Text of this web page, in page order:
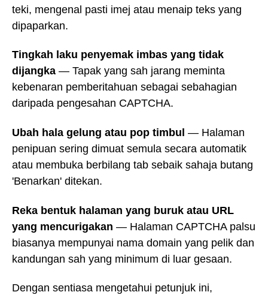
teki, mengenal pasti imej atau menaip teks yang
dipaparkan.
Tingkah laku penyemak imbas yang tidak
dijangka — Tapak yang sah jarang meminta
kebenaran pemberitahuan sebagai sebahagian
daripada pengesahan CAPTCHA.
Ubah hala gelung atau pop timbul — Halaman
penipuan sering dimuat semula secara automatik
atau membuka berbilang tab sebaik sahaja butang
'Benarkan' ditekan.
Reka bentuk halaman yang buruk atau URL
yang mencurigakan — Halaman CAPTCHA palsu
biasanya mempunyai nama domain yang pelik dan
kandungan sah yang minimum di luar gesaan.
Dengan sentiasa mengetahui petunjuk ini,